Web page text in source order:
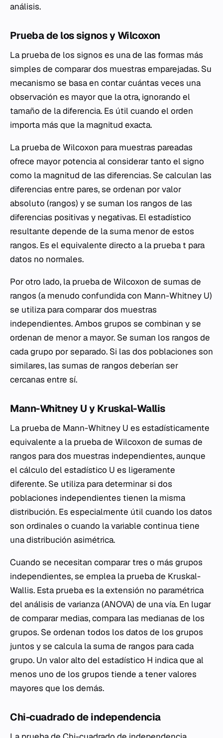
análisis.
Prueba de los signos y Wilcoxon
La prueba de los signos es una de las formas más
simples de comparar dos muestras emparejadas. Su
mecanismo se basa en contar cuántas veces una
observación es mayor que la otra, ignorando el
tamaño de la diferencia. Es útil cuando el orden
importa más que la magnitud exacta.
La prueba de Wilcoxon para muestras pareadas
ofrece mayor potencia al considerar tanto el signo
como la magnitud de las diferencias. Se calculan las
diferencias entre pares, se ordenan por valor
absoluto (rangos) y se suman los rangos de las
diferencias positivas y negativas. El estadístico
resultante depende de la suma menor de estos
rangos. Es el equivalente directo a la prueba t para
datos no normales.
Por otro lado, la prueba de Wilcoxon de sumas de
rangos (a menudo confundida con Mann-Whitney U)
se utiliza para comparar dos muestras
independientes. Ambos grupos se combinan y se
ordenan de menor a mayor. Se suman los rangos de
cada grupo por separado. Si las dos poblaciones son
similares, las sumas de rangos deberían ser
cercanas entre sí.
Mann-Whitney U y Kruskal-Wallis
La prueba de Mann-Whitney U es estadísticamente
equivalente a la prueba de Wilcoxon de sumas de
rangos para dos muestras independientes, aunque
el cálculo del estadístico U es ligeramente
diferente. Se utiliza para determinar si dos
poblaciones independientes tienen la misma
distribución. Es especialmente útil cuando los datos
son ordinales o cuando la variable continua tiene
una distribución asimétrica.
Cuando se necesitan comparar tres o más grupos
independientes, se emplea la prueba de Kruskal-
Wallis. Esta prueba es la extensión no paramétrica
del análisis de varianza (ANOVA) de una vía. En lugar
de comparar medias, compara las medianas de los
grupos. Se ordenan todos los datos de los grupos
juntos y se calcula la suma de rangos para cada
grupo. Un valor alto del estadístico H indica que al
menos uno de los grupos tiende a tener valores
mayores que los demás.
Chi-cuadrado de independencia